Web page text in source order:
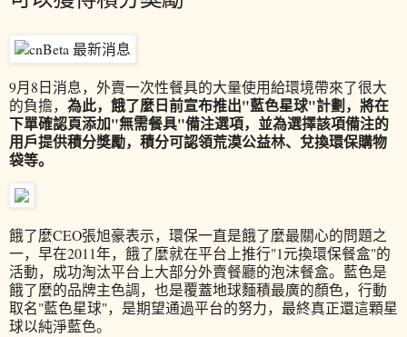
9月8日消息，外賣一次性餐具的大量使用給環境帶來了很大
的負擔， 為此，餓了麼日前宣布推出"藍色星球"計劃，將在
下單確認頁添加"無需餐具"備注選項，並為選擇該項備注的
用戶提供積分獎勵，積分可認領荒漠公益林、兌換環保購物
袋等。
餓了麼CEO張旭豪表示，環保一直是餓了麼最關心的問題之
一，早在2011年，餓了麼就在平台上推行"1元換環保餐盒"的
活動，成功淘汰平台上大部分外賣餐廳的泡沫餐盒。藍色是
餓了麼的品牌主色調，也是覆蓋地球麵積最廣的顏色，行動
取名"藍色星球"，是期望通過平台的努力，最終真正還這顆星
球以純淨藍色。